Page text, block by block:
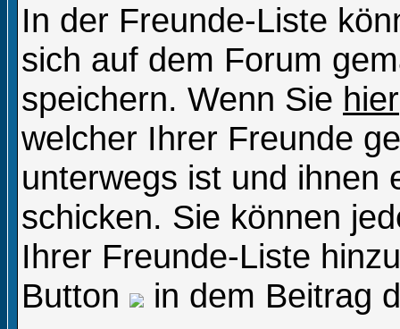
In der Freunde-Liste
sich auf dem Forum
speichern. Wenn Sie hier
welcher Ihrer Freunde
unterwegs ist und ihnen
schicken. Sie können
Ihrer Freunde-Liste
Button
in dem Beitrag